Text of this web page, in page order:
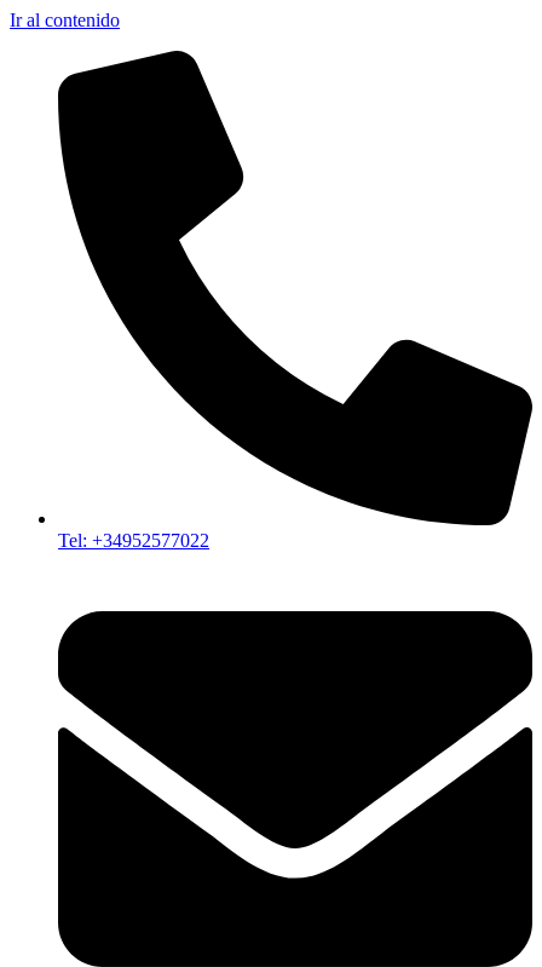
Ir al contenido
Tel: +34952577022